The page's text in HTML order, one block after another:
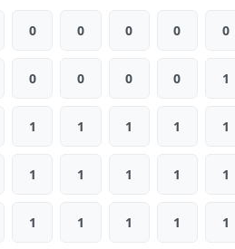
0 0 0 0 0
0 0 0 0 1
1 1 1 1 1
1 1 1 1 1
1 1 1 1 1